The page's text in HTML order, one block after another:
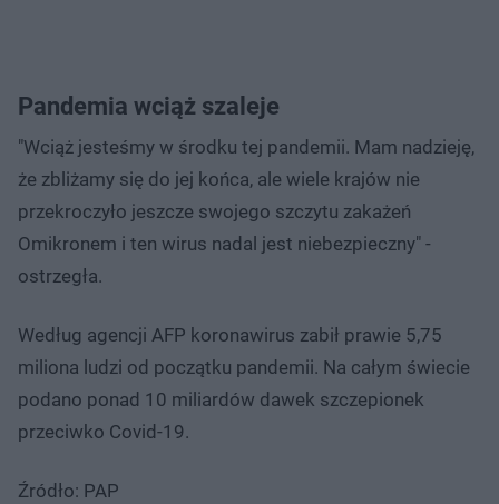
Pandemia wciąż szaleje
"Wciąż jesteśmy w środku tej pandemii. Mam nadzieję,
że zbliżamy się do jej końca, ale wiele krajów nie
przekroczyło jeszcze swojego szczytu zakażeń
Omikronem i ten wirus nadal jest niebezpieczny" -
ostrzegła.
Według agencji AFP koronawirus zabił prawie 5,75
miliona ludzi od początku pandemii. Na całym świecie
podano ponad 10 miliardów dawek szczepionek
przeciwko Covid-19.
Źródło: PAP